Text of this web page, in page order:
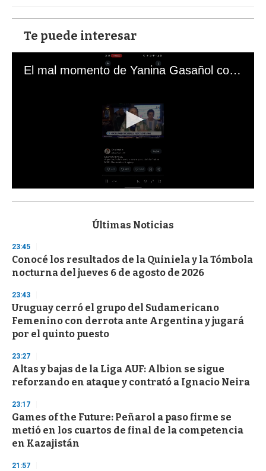
Te puede interesar
El mal momento de Yanina Gasañol con un hincha argentino en "Subrayado"
s
d
s
o
f
3
s
e
c
o
d
s
Últimas Noticias
23:45
Conocé los resultados de la Quiniela y la Tómbola
nocturna del jueves 6 de agosto de 2026
23:43
Uruguay cerró el grupo del Sudamericano
Femenino con derrota ante Argentina y jugará
por el quinto puesto
23:27
Altas y bajas de la Liga AUF: Albion se sigue
reforzando en ataque y contrató a Ignacio Neira
23:17
Games of the Future: Peñarol a paso firme se
metió en los cuartos de final de la competencia
en Kazajistán
21:57